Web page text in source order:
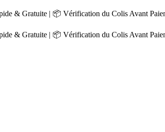
& Gratuite | 📦 Vérification du Colis Avant
& Gratuite | 📦 Vérification du Colis Avant